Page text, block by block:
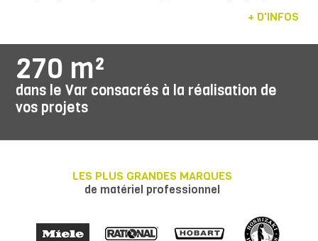
+ D'INFOS
270 m²
dans le Var consacrés à la réalisation de
vos projets
LES PLUS GRANDES MARQUES
de matériel professionnel